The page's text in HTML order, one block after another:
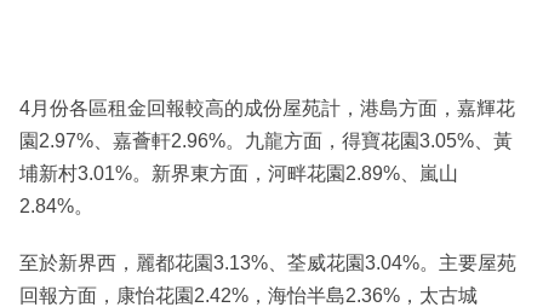
4月份各區租金回報較高的成份屋苑計，港島方面，嘉輝花
園2.97%、嘉薈軒2.96%。九龍方面，得寶花園3.05%、黃
埔新村3.01%。新界東方面，河畔花園2.89%、嵐山
2.84%。
至於新界西，麗都花園3.13%、荃威花園3.04%。主要屋苑
回報方面，康怡花園2.42%，海怡半島2.36%，太古城